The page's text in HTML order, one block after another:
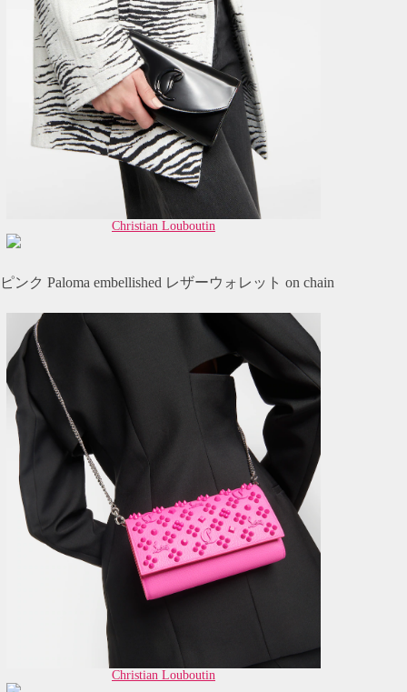
Christian Louboutin
ピンク Paloma embellished レザーウォレット on chain
Christian Louboutin